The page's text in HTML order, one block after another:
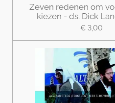
Zeven redenen om
kiezen - ds. Dick
€ 3,00